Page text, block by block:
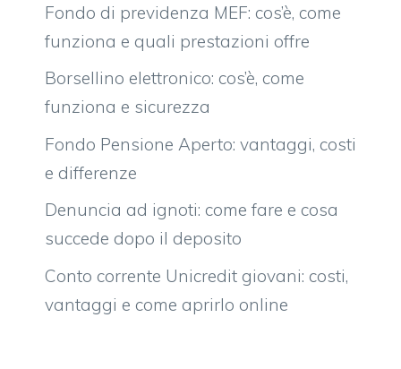
Fondo di previdenza MEF: cos’è, come
funziona e quali prestazioni offre
Borsellino elettronico: cos’è, come
funziona e sicurezza
Fondo Pensione Aperto: vantaggi, costi
e differenze
Denuncia ad ignoti: come fare e cosa
succede dopo il deposito
Conto corrente Unicredit giovani: costi,
vantaggi e come aprirlo online